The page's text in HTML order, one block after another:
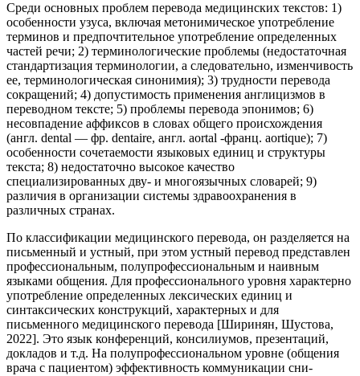
Среди основных проблем перевода медицинских текстов: 1)
особенности узуса, включая метонимическое употребление
терминов и предпочтительное употребление определенных
частей речи; 2) терминологические проблемы (недостаточная
стандартизация терминологии, а следовательно, изменчивость
ее, терминологическая синонимия); 3) трудности перевода
сокращений; 4) допустимость применения англицизмов в
переводном тексте; 5) проблемы перевода эпонимов; 6)
несовпадение аффиксов в словах общего происхождения
(англ. dental — фр. dentaire, англ. aortal -франц. aortique); 7)
особенности сочетаемости языковых единиц и структуры
текста; 8) недостаточно высокое качество
специализированных дву- и многоязычных словарей; 9)
различия в организации системы здравоохранения в
различных странах.
По классификации медицинского перевода, он разделяется на
письменный и устный, при этом устный перевод представлен
профессиональным, полупрофессиональным и наивным
языками общения. Для профессионального уровня характерно
употребление определенных лексических единиц и
синтаксических конструкций, характерных и для
письменного медицинского перевода [Ширинян, Шустова,
2022]. Это язык конференций, консилиумов, презентаций,
докладов и т.д. На полупрофессиональном уровне (общения
врача с пациентом) эффективность коммуникации сни-